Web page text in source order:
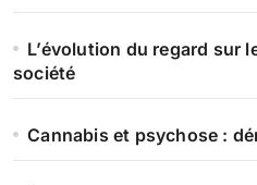
L’évolution du regard sur
société
Cannabis et psychose :